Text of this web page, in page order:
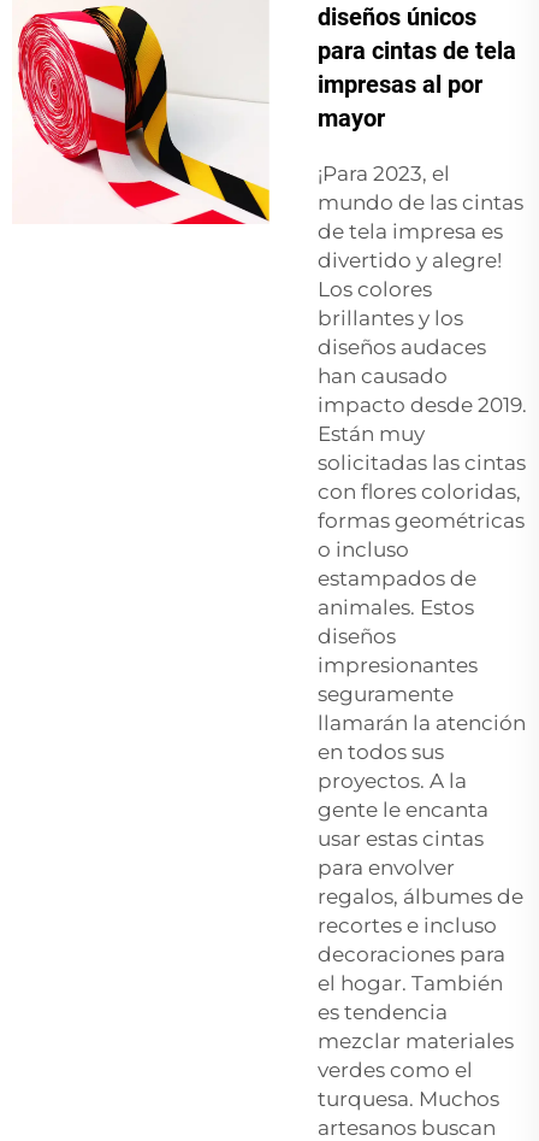
diseños únicos
para cintas de tela
impresas al por
mayor
¡Para 2023, el
mundo de las cintas
de tela impresa es
divertido y alegre!
Los colores
brillantes y los
diseños audaces
han causado
impacto desde 2019.
Están muy
solicitadas las cintas
con flores coloridas,
formas geométricas
o incluso
estampados de
animales. Estos
diseños
impresionantes
seguramente
llamarán la atención
en todos sus
proyectos. A la
gente le encanta
usar estas cintas
para envolver
regalos, álbumes de
recortes e incluso
decoraciones para
el hogar. También
es tendencia
mezclar materiales
verdes como el
turquesa. Muchos
artesanos buscan